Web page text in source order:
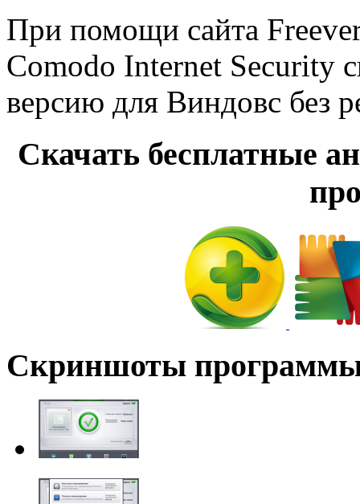
При помощи сайта
Comodo Internet Security
версию для Виндовс без
Cкачать бесплатные
Скриншоты